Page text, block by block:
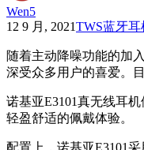
Wen5
12 9 月, 2021TWS蓝牙耳
随着主动降噪功能的加
深受众多用户的喜爱。
诺基亚E3101真无线耳
轻盈舒适的佩戴体验。
配置上，诺基亚E3101